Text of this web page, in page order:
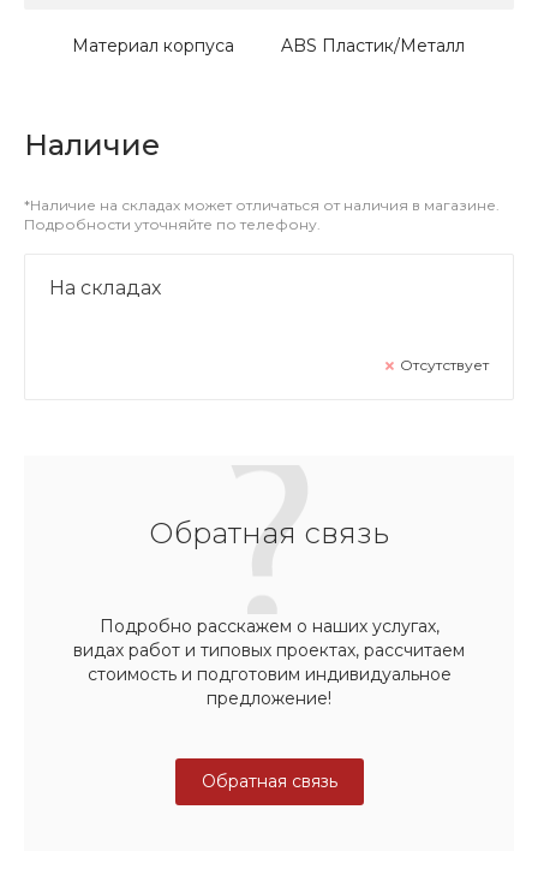
Материал корпуса ABS Пластик/Металл
Наличие
*Наличие на складах может отличаться от наличия в магазине.
Подробности уточняйте по телефону.
На складах
Отсутствует
Обратная связь
Подробно расскажем о наших услугах,
видах работ и типовых проектах, рассчитаем
стоимость и подготовим индивидуальное
предложение!
Обратная связь